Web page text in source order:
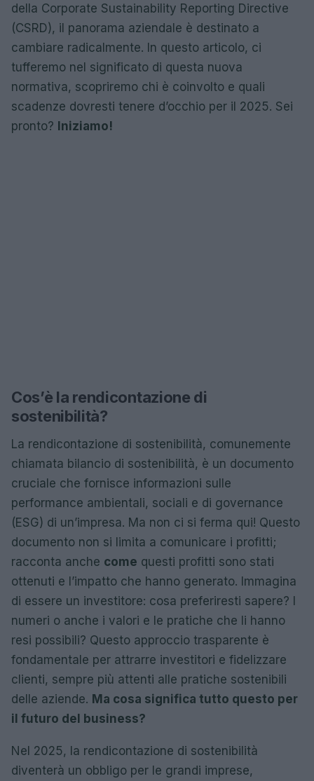
della Corporate Sustainability Reporting Directive
(CSRD), il panorama aziendale è destinato a
cambiare radicalmente. In questo articolo, ci
tufferemo nel significato di questa nuova
normativa, scopriremo chi è coinvolto e quali
scadenze dovresti tenere d’occhio per il 2025. Sei
pronto? Iniziamo!
Cos’è la rendicontazione di
sostenibilità?
La rendicontazione di sostenibilità, comunemente
chiamata bilancio di sostenibilità, è un documento
cruciale che fornisce informazioni sulle
performance ambientali, sociali e di governance
(ESG) di un’impresa. Ma non ci si ferma qui! Questo
documento non si limita a comunicare i profitti;
racconta anche come questi profitti sono stati
ottenuti e l’impatto che hanno generato. Immagina
di essere un investitore: cosa preferiresti sapere? I
numeri o anche i valori e le pratiche che li hanno
resi possibili? Questo approccio trasparente è
fondamentale per attrarre investitori e fidelizzare
clienti, sempre più attenti alle pratiche sostenibili
delle aziende. Ma cosa significa tutto questo per
il futuro del business?
Nel 2025, la rendicontazione di sostenibilità
diventerà un obbligo per le grandi imprese,